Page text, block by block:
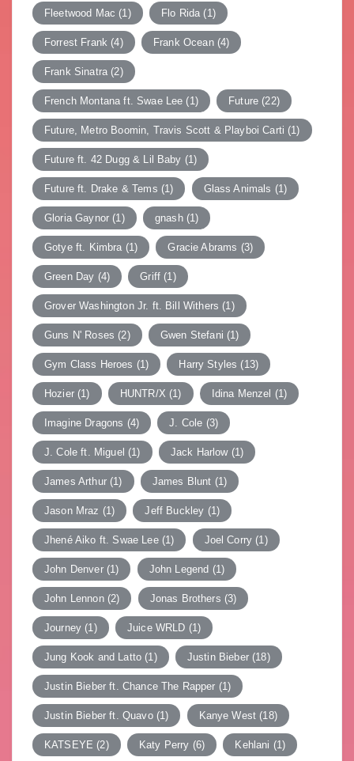
Fleetwood Mac (1) Flo Rida (1)
Forrest Frank (4) Frank Ocean(4)
Frank Sinatra (2)
French Montana ft. Swae Lee (1) Future (22)
Future, Metro Boomin, Travis Scott & Playboi Carti (1)
Future ft. 42 Dugg & Lil Baby (1)
Future ft. Drake & Tems (1) Glass Animals (1)
Gloria Gaynor (1) gnash(1)
Gotye ft. Kimbra (1) Gracie Abrams (3)
Green Day (4) Griff (1)
Grover Washington Jr. ft. Bill Withers (1)
Guns N' Roses (2) Gwen Stefani (1)
Gym Class Heroes (1) Harry Styles (13)
Hozier(1) HUNTR/X (1) Idina Menzel (1)
Imagine Dragons (4) J. Cole (3)
J. Cole ft. Miguel (1) Jack Harlow(1)
James Arthur(1) James Blunt (1)
Jason Mraz (1) Jeff Buckley (1)
Jhené Aiko ft. Swae Lee(1) Joel Corry (1)
John Denver(1) John Legend (1)
John Lennon(2) Jonas Brothers (3)
Journey (1) Juice WRLD (1)
Jung Kook and Latto (1) Justin Bieber(18)
Justin Bieber ft. Chance The Rapper (1)
Justin Bieber ft. Quavo(1) Kanye West (18)
KATSEYE (2) Katy Perry (6) Kehlani (1)